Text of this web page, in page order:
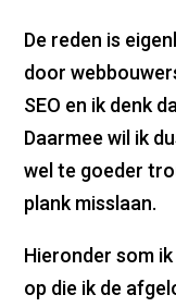
De reden is
door
SEO en ik denk
Daarmee wil ik
wel te goeder
plank misslaan.
Hieronder som
op die ik de